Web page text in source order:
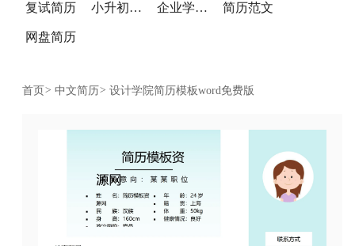
复试简历 小升初简历 企业学校简历 简历范文
网盘简历
首页 > 中文简历> 设计学院简历模板word免费版